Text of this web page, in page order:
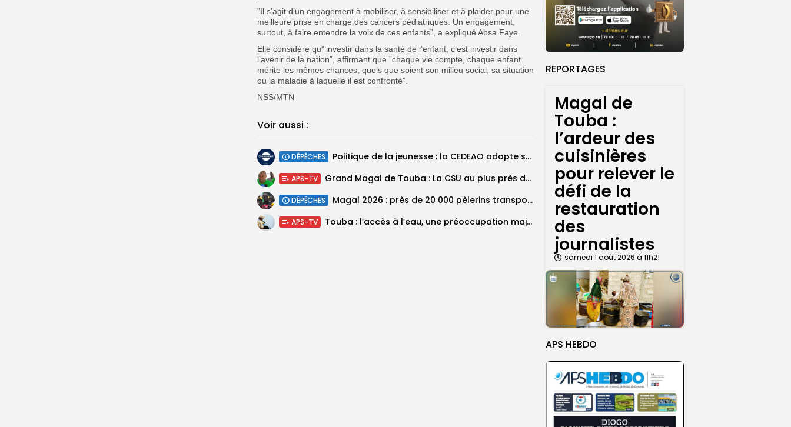
REPORTAGES
Magal de
Touba :
l’ardeur des
cuisinières
pour relever le
défi de la
restauration
des
journalistes
samedi 1 août 2026 à 11h21
APS HEBDO
”Il s’agit d’un engagement à mobiliser, à sensibiliser et à plaider pour une
meilleure prise en charge des cancers pédiatriques. Un engagement,
surtout, à faire entendre la voix de ces enfants”, a expliqué Absa Faye.
Elle considère qu”’investir dans la santé de l’enfant, c’est investir dans
l’avenir de la nation”, affirmant que ”chaque vie compte, chaque enfant
mérite les mêmes chances, quels que soient son milieu social, sa situation
ou la maladie à laquelle il est confronté”.
NSS/MTN
Voir aussi :
DÉPÊCHES Politique de la jeunesse : la CEDEAO adopte son plan d’actions stratégiques...
APS-TV Grand Magal de Touba : La CSU au plus près des pèlerins
DÉPÊCHES Magal 2026 : près de 20 000 pèlerins transportés vers Touba en...
APS-TV Touba : l’accès à l’eau, une préoccupation majeure avant le Grand Magal